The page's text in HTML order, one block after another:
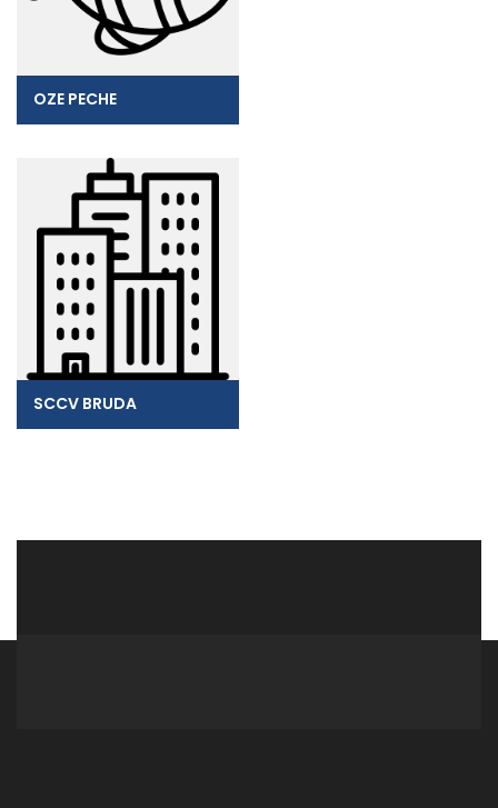
OZE PECHE
SCCV BRUDA